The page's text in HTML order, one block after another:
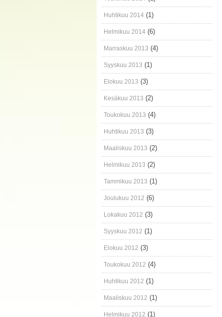
Huhtikuu 2014 (1)
Helmikuu 2014 (6)
Marraskuu 2013 (4)
Syyskuu 2013 (1)
Elokuu 2013 (3)
Kesäkuu 2013 (2)
Toukokuu 2013 (4)
Huhtikuu 2013 (3)
Maaliskuu 2013 (2)
Helmikuu 2013 (2)
Tammikuu 2013 (1)
Joulukuu 2012 (6)
Lokakuu 2012 (3)
Syyskuu 2012 (1)
Elokuu 2012 (3)
Toukokuu 2012 (4)
Huhtikuu 2012 (1)
Maaliskuu 2012 (1)
Helmikuu 2012 (1)